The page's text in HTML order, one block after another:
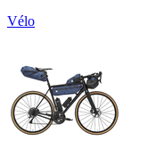
Vélo